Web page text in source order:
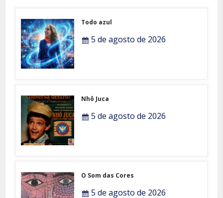
Todo azul
5 de agosto de 2026
Nhô Juca
5 de agosto de 2026
O Som das Cores
5 de agosto de 2026